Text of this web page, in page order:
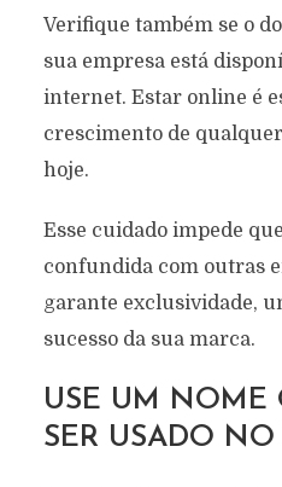
Verifique também se o
sua empresa está
internet. Estar online é
crescimento de
hoje.
Esse cuidado impede
confundida com outras
garante exclusividade,
sucesso da sua marca.
USE UM NOME
SER USADO NO